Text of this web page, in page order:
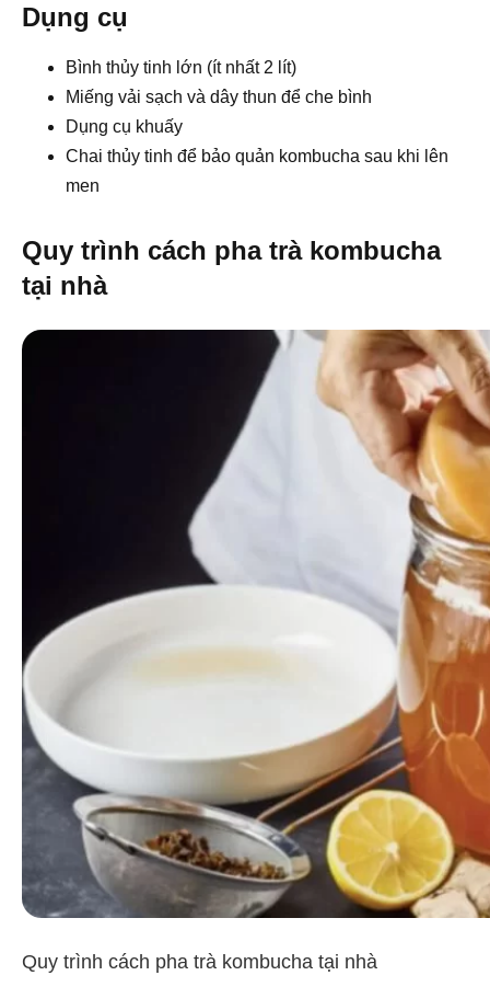
Dụng cụ
Bình thủy tinh lớn (ít nhất 2 lít)
Miếng vải sạch và dây thun để che bình
Dụng cụ khuấy
Chai thủy tinh để bảo quản kombucha sau khi lên
men
Quy trình cách pha trà kombucha
tại nhà
Quy trình cách pha trà kombucha tại nhà